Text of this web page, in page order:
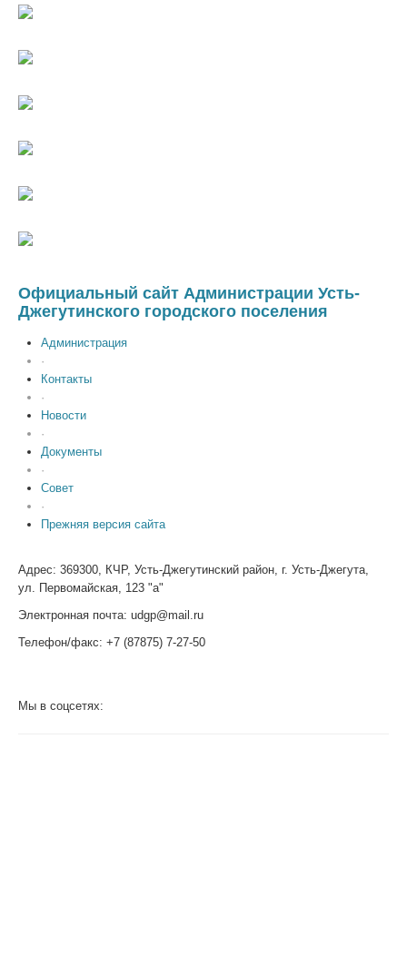
Официальный сайт Администрации Усть-
Джегутинского городского поселения
Администрация
·
Контакты
·
Новости
·
Документы
·
Совет
·
Прежняя версия сайта
Адрес: 369300, КЧР, Усть-Джегутинский район, г. Усть-Джегута,
ул. Первомайская, 123 "а"
Электронная почта: udgp@mail.ru
Телефон/факс: +7 (87875) 7-27-50
Мы в соцсетях: